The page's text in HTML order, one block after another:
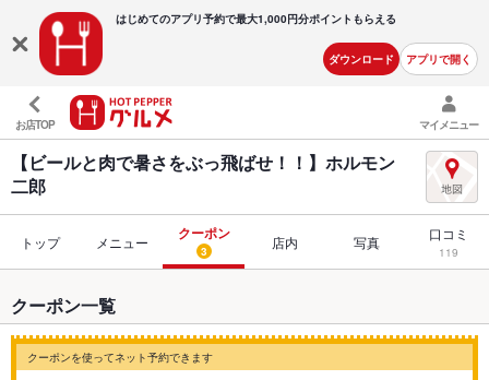
はじめてのアプリ予約で最大1,000円分ポイントもらえる
ダウンロード アプリで開く
お店TOP マイメニュー
【ビールと肉で暑さをぶっ飛ばせ！！】ホルモン
二郎
トップ メニュー クーポン
3 店内 写真 口コミ
119
クーポン一覧
クーポンを使ってネット予約できます